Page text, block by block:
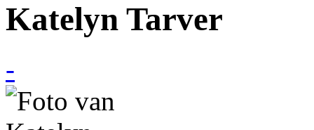
Katelyn Tarver
-